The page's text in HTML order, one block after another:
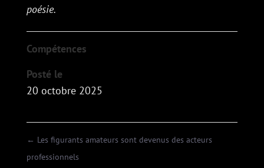
poésie.
Compétences
Posté le
20 octobre 2025
← Les figurants amateurs sont devenus des acteurs
professionnels